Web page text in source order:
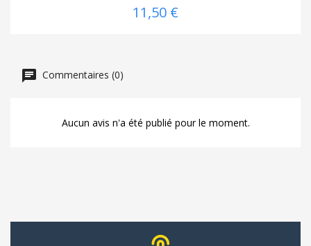
11,50 €
Commentaires (0)
Aucun avis n'a été publié pour le moment.